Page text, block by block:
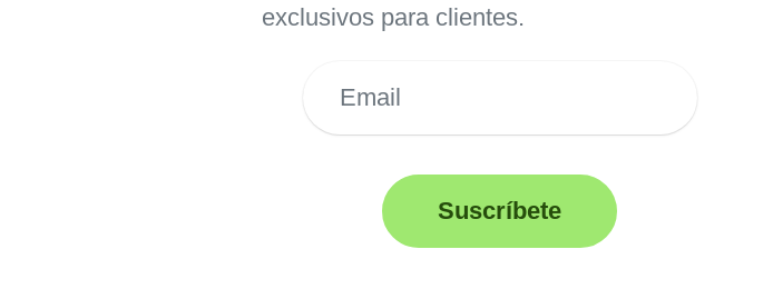
exclusivos para clientes.
Suscríbete